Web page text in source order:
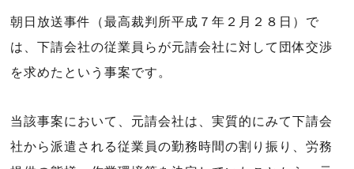
朝日放送事件（最高裁判所平成７年２月２８日）で
は、下請会社の従業員らが元請会社に対して団体交渉
を求めたという事案です。
当該事案において、元請会社は、実質的にみて下請会
社から派遣される従業員の勤務時間の割り振り、労務